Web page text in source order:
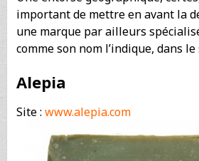
important de mettre en avant la
une marque par ailleurs
comme son nom l’indique, dans le
Alepia
Site : www.alepia.com